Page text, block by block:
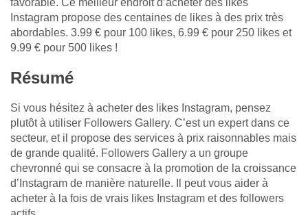
favorable. Ce meilleur endroit d’acheter des likes
Instagram propose des centaines de likes à des prix très
abordables. 3.99 € pour 100 likes, 6.99 € pour 250 likes et
9.99 € pour 500 likes !
Résumé
Si vous hésitez à acheter des likes Instagram, pensez
plutôt à utiliser Followers Gallery. C’est un expert dans ce
secteur, et il propose des services à prix raisonnables mais
de grande qualité. Followers Gallery a un groupe
chevronné qui se consacre à la promotion de la croissance
d’Instagram de manière naturelle. Il peut vous aider à
acheter à la fois de vrais likes Instagram et des followers